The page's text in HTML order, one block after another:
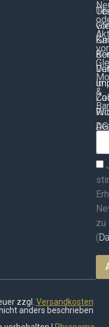
vor
&
zu
(
zzgl. Versandkosten
anders beschrieben